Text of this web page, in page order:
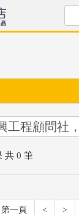
共 0 筆
第一頁 < >